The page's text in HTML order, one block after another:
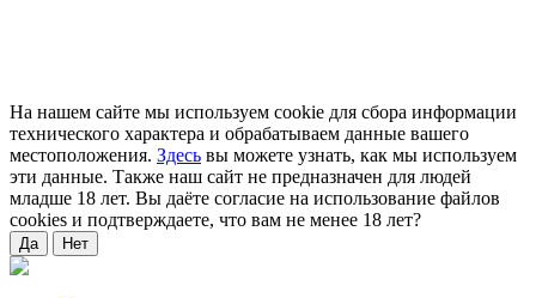
На нашем сайте мы используем cookie для сбора информации
технического характера и обрабатываем данные вашего
местоположения. Здесь вы можете узнать, как мы используем
эти данные. Также наш сайт не предназначен для людей
младше 18 лет. Вы даёте согласие на использование файлов
cookies и подтверждаете, что вам не менее 18 лет?
Да Нет